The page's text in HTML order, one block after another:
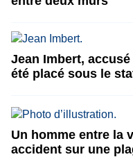
Jean Imbert,
été placé sous le
Un homme entre la
accident sur une